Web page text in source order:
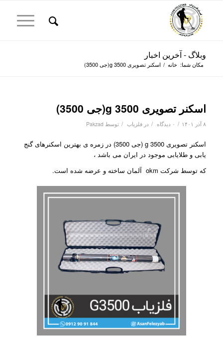
وبلاگ - آخرین اخبار
مکان شما: خانه / اسکنر تصویری g 3500(جی 3500)
اسکنر تصویری g 3500(جی 3500)
۸ آذر ۱۴۰۱ / ۰ دیدگاه / در فلزیاب / توسط Pakzad
اسکنر تصویری g 3500 (جی 3500) در زمره ی بهترین اسکنرهای گنج
یابی و طلایابی موجود در ایران می باشد ،
که توسط شرکت okm آلمان ساخته و عرضه شده است.